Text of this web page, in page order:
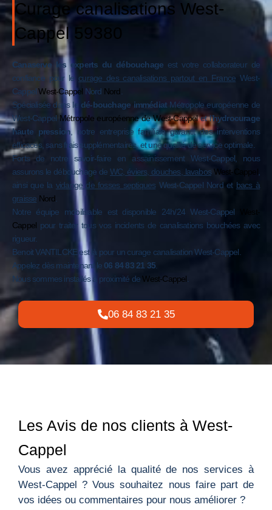
Curage canalisations West-
Cappel 59380
Canaserve les experts du débouchage est votre collaborateur de
confiance pour le curage des canalisations partout en France West-
CappelWest-Cappel Nord Nord
Spécialisée dans le dé-bouchage immédiat Métropole européenne de
West-Cappel Métropole européenne de West-Cappelet l’hydrocurage
haute pression , notre entreprise familiale garantit des interventions
efficaces, sans frais supplémentaires, et une qualité de service optimale.
Forts de notre savoir-faire en assainissement West-Cappel, nous
assurons le débouchage de WC, éviers, douches, lavabos West-Cappel,
ainsi que la vidange de fosses septiques West-Cappel Nord et bacs à
graisse Nord
Notre équipe mobilisable est disponible 24h/24 West-Cappel
West-
Cappel pour traiter tous vos incidents de canalisations bouchées avec
rigueur.
Benoit VANTILCKE est là pour un curage canalisation West-Cappel.
Appelez dès maintenant le 06 84 83 21 35
Nous sommes installés à proximité deWest-Cappel
06 84 83 21 35
Les Avis de nos clients à West-
Cappel
Vous avez apprécié la qualité de nos services à
West-Cappel ? Vous souhaitez nous faire part de
vos idées ou commentaires pour nous améliorer ?